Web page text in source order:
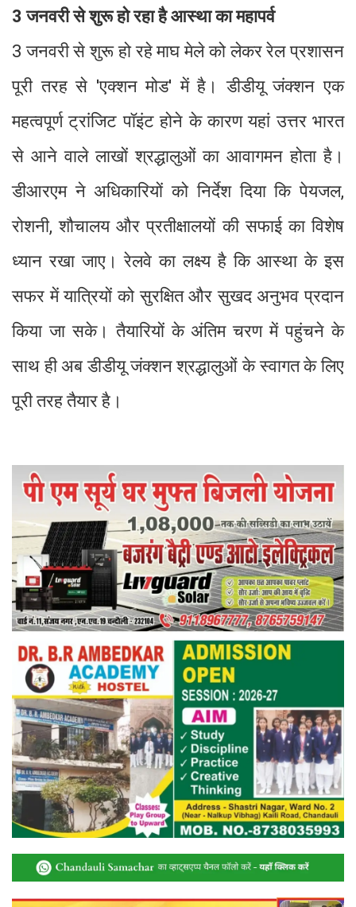
3 जनवरी से शुरू हो रहा है आस्था का महापर्व
3 जनवरी से शुरू हो रहे माघ मेले को लेकर रेल प्रशासन
पूरी तरह से 'एक्शन मोड' में है। डीडीयू जंक्शन एक
महत्वपूर्ण ट्रांजिट पॉइंट होने के कारण यहां उत्तर भारत
से आने वाले लाखों श्रद्धालुओं का आवागमन होता है।
डीआरएम ने अधिकारियों को निर्देश दिया कि पेयजल,
रोशनी, शौचालय और प्रतीक्षालयों की सफाई का विशेष
ध्यान रखा जाए। रेलवे का लक्ष्य है कि आस्था के इस
सफर में यात्रियों को सुरक्षित और सुखद अनुभव प्रदान
किया जा सके। तैयारियों के अंतिम चरण में पहुंचने के
साथ ही अब डीडीयू जंक्शन श्रद्धालुओं के स्वागत के लिए
पूरी तरह तैयार है।